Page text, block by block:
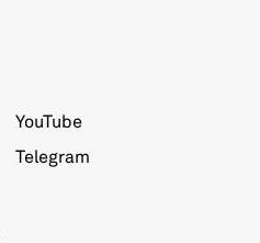
YouTube
Telegram